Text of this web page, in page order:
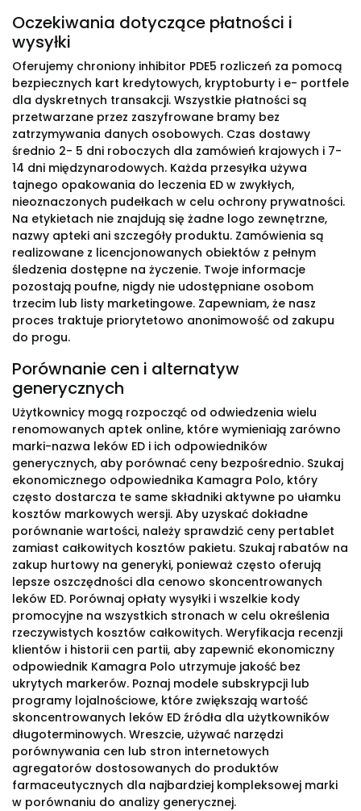
Oczekiwania dotyczące płatności i
wysyłki
Oferujemy chroniony inhibitor PDE5 rozliczeń za pomocą
bezpiecznych kart kredytowych, kryptoburty i e- portfele
dla dyskretnych transakcji. Wszystkie płatności są
przetwarzane przez zaszyfrowane bramy bez
zatrzymywania danych osobowych. Czas dostawy
średnio 2- 5 dni roboczych dla zamówień krajowych i 7-
14 dni międzynarodowych. Każda przesyłka używa
tajnego opakowania do leczenia ED w zwykłych,
nieoznaczonych pudełkach w celu ochrony prywatności.
Na etykietach nie znajdują się żadne logo zewnętrzne,
nazwy apteki ani szczegóły produktu. Zamówienia są
realizowane z licencjonowanych obiektów z pełnym
śledzenia dostępne na życzenie. Twoje informacje
pozostają poufne, nigdy nie udostępniane osobom
trzecim lub listy marketingowe. Zapewniam, że nasz
proces traktuje priorytetowo anonimowość od zakupu
do progu.
Porównanie cen i alternatyw
generycznych
Użytkownicy mogą rozpocząć od odwiedzenia wielu
renomowanych aptek online, które wymieniają zarówno
marki-nazwa leków ED i ich odpowiedników
generycznych, aby porównać ceny bezpośrednio. Szukaj
ekonomicznego odpowiednika Kamagra Polo, który
często dostarcza te same składniki aktywne po ułamku
kosztów markowych wersji. Aby uzyskać dokładne
porównanie wartości, należy sprawdzić ceny pertablet
zamiast całkowitych kosztów pakietu. Szukaj rabatów na
zakup hurtowy na generyki, ponieważ często oferują
lepsze oszczędności dla cenowo skoncentrowanych
leków ED. Porównaj opłaty wysyłki i wszelkie kody
promocyjne na wszystkich stronach w celu określenia
rzeczywistych kosztów całkowitych. Weryfikacja recenzji
klientów i historii cen partii, aby zapewnić ekonomiczny
odpowiednik Kamagra Polo utrzymuje jakość bez
ukrytych markerów. Poznaj modele subskrypcji lub
programy lojalnościowe, które zwiększają wartość
skoncentrowanych leków ED źródła dla użytkowników
długoterminowych. Wreszcie, używać narzędzi
porównywania cen lub stron internetowych
agregatorów dostosowanych do produktów
farmaceutycznych dla najbardziej kompleksowej marki
w porównaniu do analizy generycznej.